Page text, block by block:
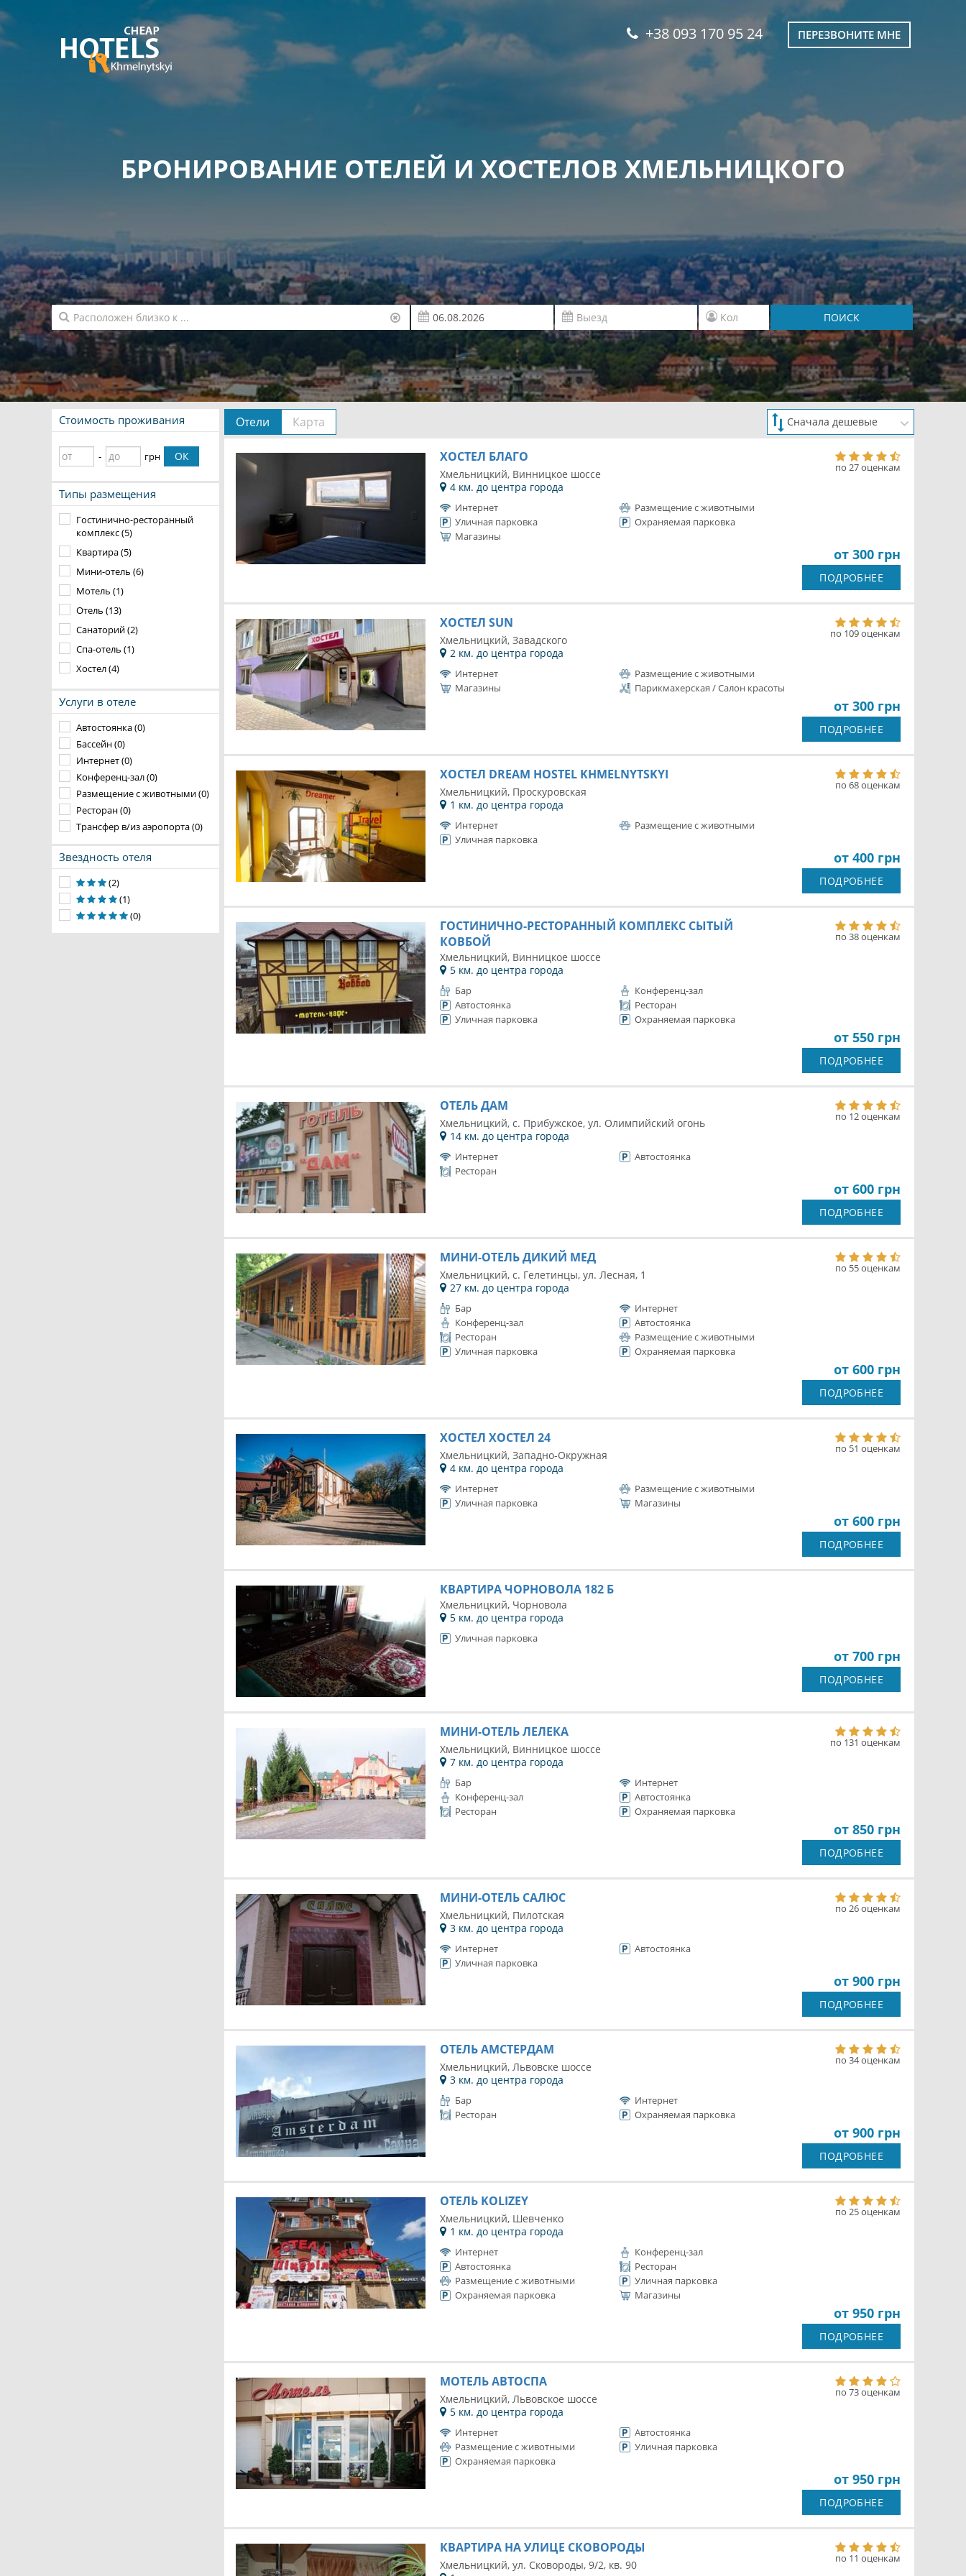
БРОНИРОВАНИЕ ОТЕЛЕЙ И ХОСТЕЛОВ ХМЕЛЬНИЦКОГО
+38 093 170 95 24 ПЕРЕЗВОНИТЕ МНЕ
ПОИСК
Стоимость проживания
- грн ОК
Типы размещения
Гостинично-ресторанный
комплекс (5)
Квартира (5)
Мини-отель (6)
Мотель (1)
Отель (13)
Санаторий (2)
Спа-отель (1)
Хостел (4)
Услуги в отеле
Автостоянка (0)
Бассейн (0)
Интернет (0)
Конференц-зал (0)
Размещение с животными (0)
Ресторан (0)
Трансфер в/из аэропорта (0)
Звездность отеля
(2)
(1)
(0)
Отели Карта
ХОСТЕЛ БЛАГО
по 27 оценкам
Хмельницкий, Винницкое шоссе
4 км. до центра города
Интернет
Размещение с животными
Уличная парковка
Охраняемая парковка
Магазины
от 300 грн
ПОДРОБНЕЕ
ХОСТЕЛ SUN
по 109 оценкам
Хмельницкий, Завадского
2 км. до центра города
Интернет
Размещение с животными
Магазины
Парикмахерская / Салон красоты
от 300 грн
ПОДРОБНЕЕ
ХОСТЕЛ DREAM HOSTEL KHMELNYTSKYI
по 68 оценкам
Хмельницкий, Проскуровская
1 км. до центра города
Интернет
Размещение с животными
Уличная парковка
от 400 грн
ПОДРОБНЕЕ
ГОСТИНИЧНО-РЕСТОРАННЫЙ КОМПЛЕКС СЫТЫЙ
КОВБОЙ
по 38 оценкам
Хмельницкий, Винницкое шоссе
5 км. до центра города
Бар
Конференц-зал
Автостоянка
Ресторан
Уличная парковка
Охраняемая парковка
от 550 грн
ПОДРОБНЕЕ
ОТЕЛЬ ДАМ
по 12 оценкам
Хмельницкий, с. Прибужское, ул. Олимпийский огонь
14 км. до центра города
Интернет
Автостоянка
Ресторан
от 600 грн
ПОДРОБНЕЕ
МИНИ-ОТЕЛЬ ДИКИЙ МЕД
по 55 оценкам
Хмельницкий, с. Гелетинцы, ул. Лесная, 1
27 км. до центра города
Бар
Интернет
Конференц-зал
Автостоянка
Ресторан
Размещение с животными
Уличная парковка
Охраняемая парковка
от 600 грн
ПОДРОБНЕЕ
ХОСТЕЛ ХОСТЕЛ 24
по 51 оценкам
Хмельницкий, Западно-Окружная
4 км. до центра города
Интернет
Размещение с животными
Уличная парковка
Магазины
от 600 грн
ПОДРОБНЕЕ
КВАРТИРА ЧОРНОВОЛА 182 Б
Хмельницкий, Чорновола
5 км. до центра города
Уличная парковка
от 700 грн
ПОДРОБНЕЕ
МИНИ-ОТЕЛЬ ЛЕЛЕКА
по 131 оценкам
Хмельницкий, Винницкое шоссе
7 км. до центра города
Бар
Интернет
Конференц-зал
Автостоянка
Ресторан
Охраняемая парковка
от 850 грн
ПОДРОБНЕЕ
МИНИ-ОТЕЛЬ САЛЮС
по 26 оценкам
Хмельницкий, Пилотская
3 км. до центра города
Интернет
Автостоянка
Уличная парковка
от 900 грн
ПОДРОБНЕЕ
ОТЕЛЬ АМСТЕРДАМ
по 34 оценкам
Хмельницкий, Львовске шоссе
3 км. до центра города
Бар
Интернет
Ресторан
Охраняемая парковка
от 900 грн
ПОДРОБНЕЕ
ОТЕЛЬ KOLIZEY
по 25 оценкам
Хмельницкий, Шевченко
1 км. до центра города
Интернет
Конференц-зал
Автостоянка
Ресторан
Размещение с животными
Уличная парковка
Охраняемая парковка
Магазины
от 950 грн
ПОДРОБНЕЕ
МОТЕЛЬ АВТОСПА
по 73 оценкам
Хмельницкий, Львовское шоссе
5 км. до центра города
Интернет
Автостоянка
Размещение с животными
Уличная парковка
Охраняемая парковка
от 950 грн
ПОДРОБНЕЕ
КВАРТИРА НА УЛИЦЕ СКОВОРОДЫ
по 11 оценкам
Хмельницкий, ул. Сковороды, 9/2, кв. 90